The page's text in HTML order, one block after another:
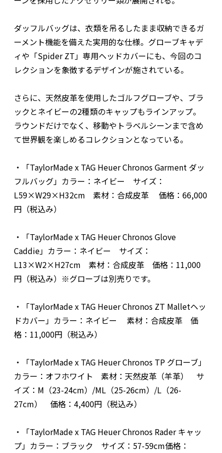
ダッフルバッグは、衣類を吊るしたまま収納できるガ
ーメント機能を備えた実用的な仕様。グローブキャデ
ィや「Spider ZT」専用ヘッドカバーにも、今回のコ
レクションを象徴するデザインが施されている。
さらに、天然皮革を使用したゴルフグローブや、ブラ
ックとネイビーの2種類のキャップもラインアップ。
ラウンドだけでなく、移動やトラベルシーンまで含め
て世界観を楽しめるコレクションとなっている。
・「TaylorMade x TAG Heuer Chronos Garment ダッ
フルバッグ」カラー：ネイビー サイズ：
L59×W29×H32cm 素材：合成皮革 価格：66,000
円（税込み）
・「TaylorMade x TAG Heuer Chronos Glove
Caddie」カラー：ネイビー サイズ：
L13×W2×H27cm 素材：合成皮革 価格：11,000
円（税込み）※グローブは別売りです。
・「TaylorMade x TAG Heuer Chronos ZT Malletヘッ
ドカバー」カラー：ネイビー 素材：合成皮革 価
格：11,000円（税込み）
・「TaylorMade x TAG Heuer Chronos TP グローブ」
カラー：オフホワイト 素材：天然皮革（羊革） サ
イズ：M（23-24cm）/ML（25-26cm）/L（26-
27cm） 価格：4,400円（税込み）
・「TaylorMade x TAG Heuer Chronos Rader キャッ
プ」カラー：ブラック サイズ：57-59cm価格：